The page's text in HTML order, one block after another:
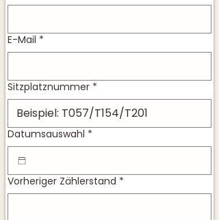
E-Mail *
Sitzplatznummer *
Datumsauswahl *
Vorheriger Zählerstand *